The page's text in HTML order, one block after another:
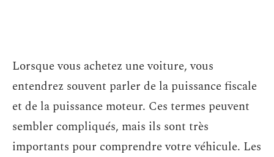
Lorsque vous achetez une voiture, vous
entendrez souvent parler de la puissance fiscale
et de la puissance moteur. Ces termes peuvent
sembler compliqués, mais ils sont très
importants pour comprendre votre véhicule. Les